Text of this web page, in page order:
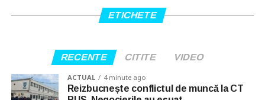
ETICHETE
RECENTE CITITE VIDEO
ACTUAL 4 minute ago
Reizbucnește conflictul de muncă la CT